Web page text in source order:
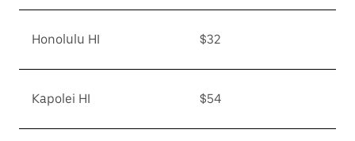
Honolulu HI $32
Kapolei HI $54